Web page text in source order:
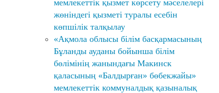
мемлекеттік қызмет көрсету мәселелері
жөніндегі қызметі туралы есебін
көпшілік талқылау
«Ақмола облысы білім басқармасының
Бұланды ауданы бойынша білім
бөлімінің жанындағы Макинск
қаласының «Балдырған» бөбекжайы»
мемлекеттік коммуналдық қазыналық